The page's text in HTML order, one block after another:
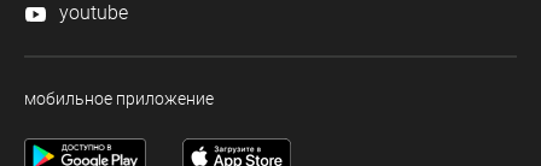
youtube
мобильное приложение